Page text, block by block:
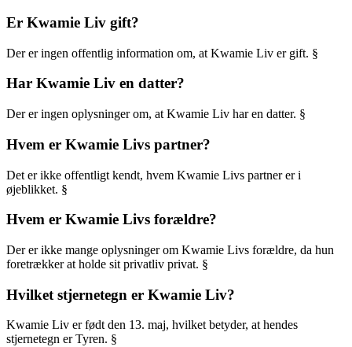
Er Kwamie Liv gift?
Der er ingen offentlig information om, at Kwamie Liv er gift. §
Har Kwamie Liv en datter?
Der er ingen oplysninger om, at Kwamie Liv har en datter. §
Hvem er Kwamie Livs partner?
Det er ikke offentligt kendt, hvem Kwamie Livs partner er i
øjeblikket. §
Hvem er Kwamie Livs forældre?
Der er ikke mange oplysninger om Kwamie Livs forældre, da hun
foretrækker at holde sit privatliv privat. §
Hvilket stjernetegn er Kwamie Liv?
Kwamie Liv er født den 13. maj, hvilket betyder, at hendes
stjernetegn er Tyren. §